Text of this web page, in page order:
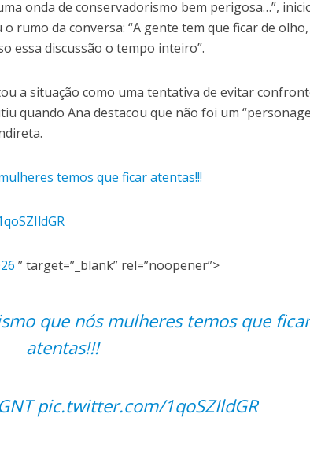
onda de conservadorismo bem perigosa…”,
rumo da conversa: “A gente tem que ficar de olho,
essa discussão o tempo inteiro”.
a situação como uma tentativa de evitar
quando Ana destacou que não foi um
temos que ficar atentas!!!
” target=”_blank” rel=”noopener”>
que nós mulheres temos que
atentas!!!
pic.twitter.com/1qoSZIldGR